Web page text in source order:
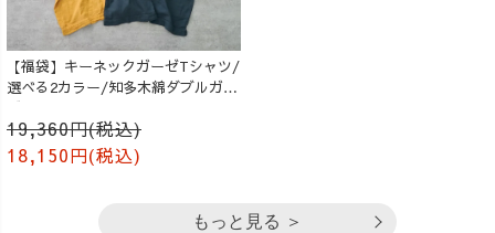
【福袋】キーネックガーゼTシャツ/
選べる2カラー/知多木綿ダブルガー
ゼ
19,360円(税込)
18,150円(税込)
もっと見る ＞